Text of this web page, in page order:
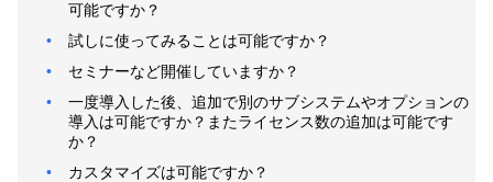
可能ですか？
試しに使ってみることは可能ですか？
セミナーなど開催していますか？
一度導入した後、追加で別のサブシステムやオプションの
導入は可能ですか？またライセンス数の追加は可能です
か？
カスタマイズは可能ですか？